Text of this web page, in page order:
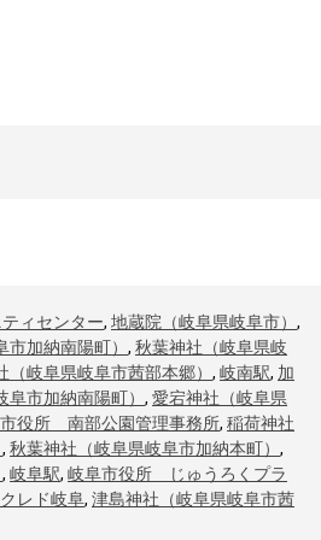
ィセンター, 地蔵院（岐阜県岐阜市） ,
加納南陽町） , 秋葉神社（岐阜県岐
（岐阜県岐阜市茜部本郷） , 岐南駅, 加
市加納南陽町） , 愛宕神社（岐阜県
役所 南部公園管理事務所, 稲荷神社
, 秋葉神社（岐阜県岐阜市加納本町） ,
, 岐阜駅, 岐阜市役所 じゅうろくプラ
レド岐阜, 津島神社（岐阜県岐阜市茜